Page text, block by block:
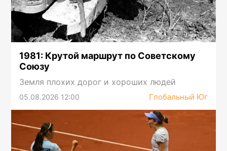
1981: Крутой маршрут по Советскому
Союзу
Земля плохих дорог и хороших людей
05.08.2026 12:00 Глобальный Юг